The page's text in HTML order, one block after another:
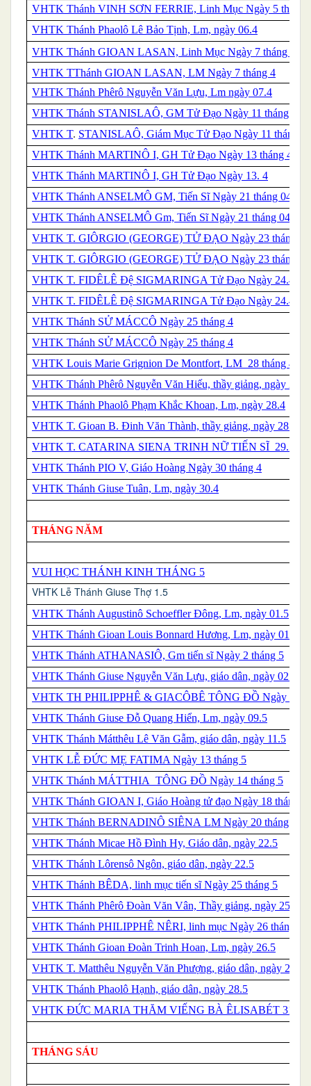
VHTK Thánh VINH SƠN FERRIE, Linh Mục Ngày 5 tháng
VHTK Thánh Phaolô Lê Bảo Tịnh, Lm, ngày 06.4
VHTK Thánh GIOAN LASAN, Linh Mục Ngày 7 tháng 4
VHTK TThánh GIOAN LASAN, LM Ngày 7 tháng 4
VHTK Thánh Phêrô Nguyễn Văn Lựu, Lm ngày 07.4
VHTK Thánh STANISLAÔ, GM Tử Đạo Ngày 11 tháng 4
VHTK T. STANISLAÔ, Giám Mục Tử Đạo Ngày 11 tháng 4
VHTK Thánh MARTINÔ I, GH Tử Đạo Ngày 13 tháng 4
VHTK Thánh MARTINÔ I, GH Tử Đạo Ngày 13. 4
VHTK Thánh ANSELMÔ GM, Tiến Sĩ Ngày 21 tháng 04
VHTK Thánh ANSELMÔ Gm, Tiến Sĩ Ngày 21 tháng 04
VHTK T. GIÔRGIO (GEORGE) TỬ ĐẠO Ngày 23 tháng 4
VHTK T. GIÔRGIO (GEORGE) TỬ ĐẠO Ngày 23 tháng 4
VHTK T. FIDÊLÊ Đệ SIGMARINGA Tử Đạo Ngày 24.4
VHTK T. FIDÊLÊ Đệ SIGMARINGA Tử Đạo Ngày 24.4
VHTK Thánh SỬ MÁCCÔ Ngày 25 tháng 4
VHTK Thánh SỬ MÁCCÔ Ngày 25 tháng 4
VHTK Louis Marie Grignion De Montfort, LM 28 tháng 4
VHTK Thánh Phêrô Nguyễn Văn Hiếu, thầy giảng, ngày 28.4
VHTK Thánh Phaolô Phạm Khắc Khoan, Lm, ngày 28.4
VHTK T. Gioan B. Đinh Văn Thành, thầy giảng, ngày 28.04
VHTK T. CATARINA SIENA TRINH NỮ TIẾN SĨ 29. 4
VHTK Thánh PIO V, Giáo Hoàng Ngày 30 tháng 4
VHTK Thánh Giuse Tuân, Lm, ngày 30.4
THÁNG NĂM
VUI HỌC THÁNH KINH THÁNG 5
VHTK Lễ Thánh Giuse Thợ 1.5
VHTK Thánh Augustinô Schoeffler Đông, Lm, ngày 01.5
VHTK Thánh Gioan Louis Bonnard Hương, Lm, ngày 01.5
VHTK Thánh ATHANASIÔ, Gm tiến sĩ Ngày 2 tháng 5
VHTK Thánh Giuse Nguyễn Văn Lựu, giáo dân, ngày 02.5
VHTK TH PHILIPPHÊ & GIACÔBÊ TÔNG ĐỒ Ngày 3.5
VHTK Thánh Giuse Đỗ Quang Hiển, Lm, ngày 09.5
VHTK Thánh Mátthêu Lê Văn Gẫm, giáo dân, ngày 11.5
VHTK LỄ ĐỨC MẸ FATIMA Ngày 13 tháng 5
VHTK Thánh MÁTTHIA TÔNG ĐỒ Ngày 14 tháng 5
VHTK Thánh GIOAN I, Giáo Hoàng tử đạo Ngày 18 tháng 5
VHTK Thánh BERNADINÔ SIÊNA LM Ngày 20 tháng 5
VHTK Thánh Micae Hồ Đình Hy, Giáo dân, ngày 22.5
VHTK Thánh Lôrensô Ngôn, giáo dân, ngày 22.5
VHTK Thánh BÊDA, linh mục tiến sĩ Ngày 25 tháng 5
VHTK Thánh Phêrô Đoàn Văn Vân, Thầy giảng, ngày 25.5
VHTK Thánh PHILIPPHÊ NÊRI, linh mục Ngày 26 tháng 5
VHTK Thánh Gioan Đoàn Trinh Hoan, Lm, ngày 26.5
VHTK T. Matthêu Nguyễn Văn Phượng, giáo dân, ngày 26.5
VHTK Thánh Phaolô Hạnh, giáo dân, ngày 28.5
VHTK ĐỨC MARIA THĂM VIẾNG BÀ ÊLISABÉT 31.5
THÁNG SÁU